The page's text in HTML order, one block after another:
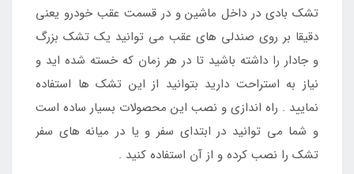
تشک بادی در داخل ماشین و در قسمت عقب خودرو یعنی
دقیقا بر روی صندلی های عقب می توانید یک تشک بزرگ
و جادار را داشته باشید تا در هر زمان که خسته شده اید و
نیاز به استراحت دارید بتوانید از این تشک ها استفاده
نمایید . راه اندازی و نصب این محصولات بسیار ساده است
و شما می توانید در ابتدای سفر و یا در میانه های سفر
تشک را نصب کرده و از آن استفاده کنید .